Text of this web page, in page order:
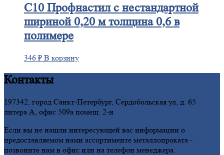
С10Профнастил с нестандартной
шириной 0,20 м толщина 0,6 в
полимере
346 ₽ В корзину
Контакты
197342, город Санкт-Петербург, Сердобольская ул, д. 65
литера А, офис 509а помещ. 2-н
Если вы не нашли интересующей вас информации о
предоставляемом нами ассортименте металлопроката -
позвоните нам в офис или на телефон менеджера.